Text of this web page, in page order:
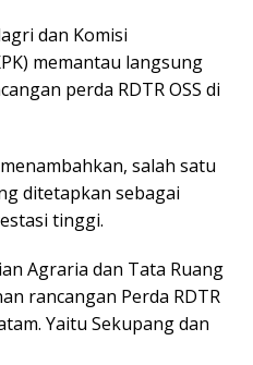
dan Komisi
memantau langsung
perda RDTR OSS di
salah satu
ditetapkan sebagai
tinggi.
Agraria dan Tata Ruang
rancangan Perda RDTR
Yaitu Sekupang dan